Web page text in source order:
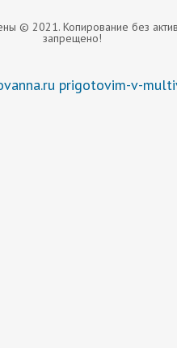
© 2021. Копирование без
запрещено!
prigotovim-v-